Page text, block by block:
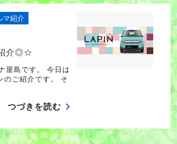
マ紹介
介◎☆
島です。 今日は
のご紹介です。 そ
つづきを読む